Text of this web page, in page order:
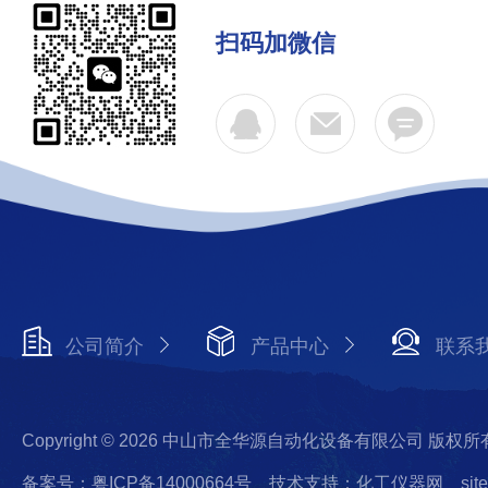
扫码加微信
公司简介 产品中心 联系
Copyright © 2026 中山市全华源自动化设备有限公司 版权所
备案号：粤ICP备14000664号 技术支持：化工仪器网